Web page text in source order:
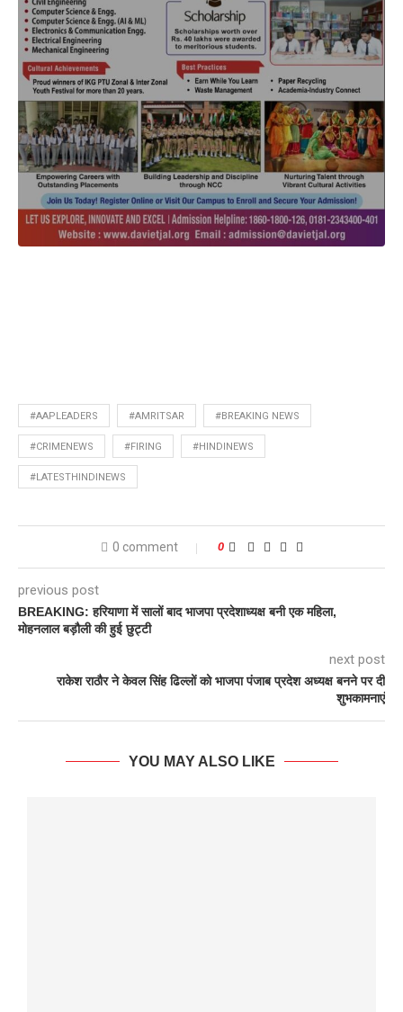
#AAPLEADERS #AMRITSAR #BREAKING NEWS
#CRIMENEWS #FIRING #HINDINEWS
#LATESTHINDINEWS
0 comment 0
previous post
BREAKING: हरियाणा में सालों बाद भाजपा प्रदेशाध्यक्ष बनी एक महिला,
मोहनलाल बड़ौली की हुई छुट्टी
next post
राकेश राठौर ने केवल सिंह ढिल्लों को भाजपा पंजाब प्रदेश अध्यक्ष बनने पर दी
शुभकामनाएं
YOU MAY ALSO LIKE